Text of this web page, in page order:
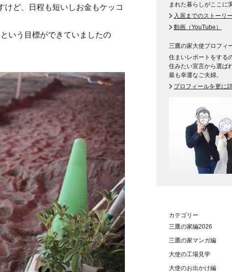
けど、日程も短いしお金もケッコ
いう目標ができていましたの
まれた暮らしがここに
入居までのストーリー
動画（YouTube）
三鷹の家大使プロフィ
住まいレポートをする
住みたい宣言から選ば
最も幸運なご夫婦。
プロフィールを更に
カテゴリー
三鷹の家編2026
三鷹の家マンガ編
大使の工場見学
大使のお出かけ編